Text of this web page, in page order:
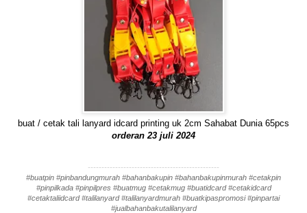
buat / cetak tali lanyard idcard printing uk 2cm Sahabat Dunia 65pcs
orderan 23 juli 2024
------------------------------------------------
#buatpin #pinbandungmurah #bahanbakupin #bahanbakupinmurah #cetakpin
#pinpilkada #pinpilpres #buatmug #cetakmug #buatidcard #cetakidcard
#cetaktaliidcard #talilanyard #talilanyardmurah #buatkipaspromosi #pinpartai
#jualbahanbakutalilanyard